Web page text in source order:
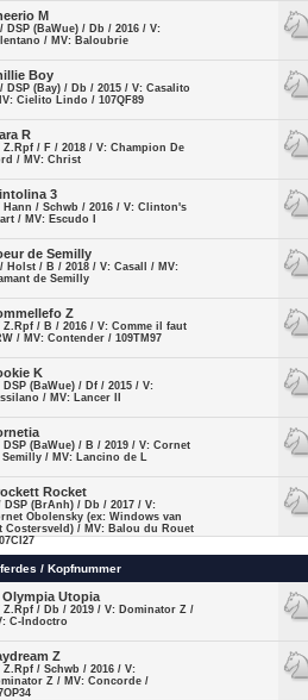
M
DSP (BaWue) / Db / 2016 / V:
/ MV: Baloubrie
Boy
DSP (Bay) / Db / 2015 / V: Casalito
Cielito Lindo / 107QF89
R
Z.Rpf / F / 2018 / V: Champion De
/ MV: Christ
3
Hann / Schwb / 2016 / V: Clinton's
/ MV: Escudo I
de Semilly
Holst / B / 2018 / V: Casall / MV:
de Semilly
Z
Z.Rpf / B / 2016 / V: Comme il faut
/ MV: Contender / 109TM97
K
DSP (BaWue) / Df / 2015 / V:
/ MV: Lancer II
DSP (BaWue) / B / 2019 / V: Cornet
Semilly / MV: Lancino de L
Rocket
DSP (BrAnh) / Db / 2017 / V:
Obolensky (ex: Windows van
Costersveld) / MV: Balou du Rouet
/ Kopfnummer
Olympia Utopia
Z.Rpf / Db / 2019 / V: Dominator Z /
C-Indoctro
Z
Z.Rpf / Schwb / 2016 / V:
Z / MV: Concorde /